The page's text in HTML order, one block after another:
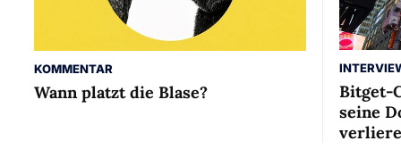
KOMMENTAR
Wann platzt die Blase?
Bitget-
seine